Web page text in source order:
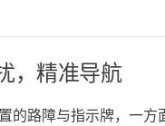
，精准导航
的路障与指示牌，一方